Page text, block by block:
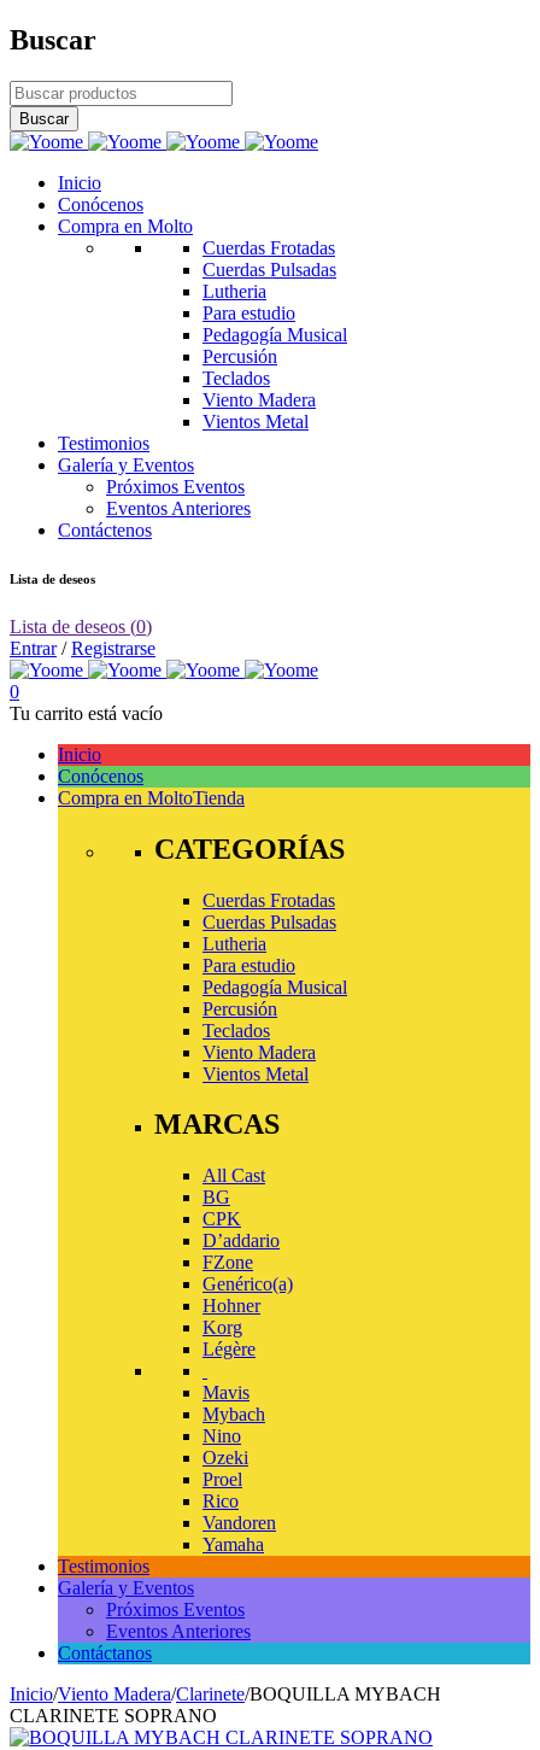
Buscar
Inicio
Conócenos
Compra en Molto
Cuerdas Frotadas
Cuerdas Pulsadas
Lutheria
Para estudio
Pedagogía Musical
Percusión
Teclados
Viento Madera
Vientos Metal
Testimonios
Galería y Eventos
Próximos Eventos
Eventos Anteriores
Contáctenos
Lista de deseos
Lista de deseos (0)
Entrar/Registrarse
0
Tu carrito está vacío
Inicio
Conócenos
Compra en MoltoTienda
CATEGORÍAS
Cuerdas Frotadas
Cuerdas Pulsadas
Lutheria
Para estudio
Pedagogía Musical
Percusión
Teclados
Viento Madera
Vientos Metal
MARCAS
All Cast
BG
CPK
D’addario
FZone
Genérico(a)
Hohner
Korg
Légère
Mavis
Mybach
Nino
Ozeki
Proel
Rico
Vandoren
Yamaha
Testimonios
Galería y Eventos
Próximos Eventos
Eventos Anteriores
Contáctanos
Inicio/Viento Madera/Clarinete/BOQUILLA MYBACH
CLARINETE SOPRANO